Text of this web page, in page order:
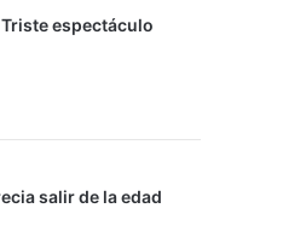
espectáculo
salir de la edad